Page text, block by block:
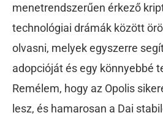
menetrendszerűen érkező
technológiai drámák között
olvasni, melyek egyszerre
adopcióját és egy könnyebbé
Remélem, hogy az Opolis
lesz, és hamarosan a Dai